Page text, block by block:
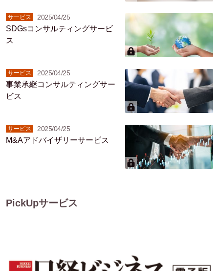
サービス 2025/04/25
SDGsコンサルティングサービ
ス
サービス 2025/04/25
事業承継コンサルティングサー
ビス
サービス 2025/04/25
M&Aアドバイザリーサービス
PickUpサービス